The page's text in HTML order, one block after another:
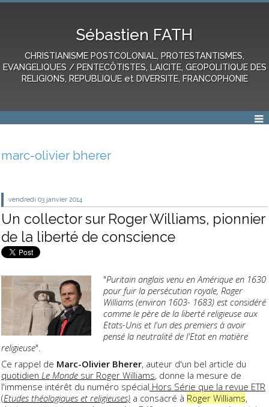
Sébastien FATH
CHRISTIANISME POSTCOLONIAL, PROTESTANTISMES,
EVANGELIQUES / PENTECÔTISTES, LAICITE, GEOPOLITIQUE DES
RELIGIONS, REPUBLIQUE et DIVERSITE, FRANCOPHONIE
marc-olivier bherer
vendredi 03 janvier 2014
Un collector sur Roger Williams, pionnier
de la liberté de conscience
"Puritain anglais venu en Amérique en 1630
pour fuir la persécution royale, Roger
Williams (environ 1603- 1683) est considéré
comme le père de la liberté religieuse aux
Etats-Unis et l'un des premiers à avoir
pensé la neutralité de l'Etat en matière
religieuse".
Ce rappel de Marc-Olivier Bherer, auteur d'un bel article du
quotidien Le Monde sur Roger Williams, donne la mesure de
l'immense intérêt du numéro spécial Hors Série que la revue ETR
(Etudes théologiques et religieuses) a consacré à Roger Williams,